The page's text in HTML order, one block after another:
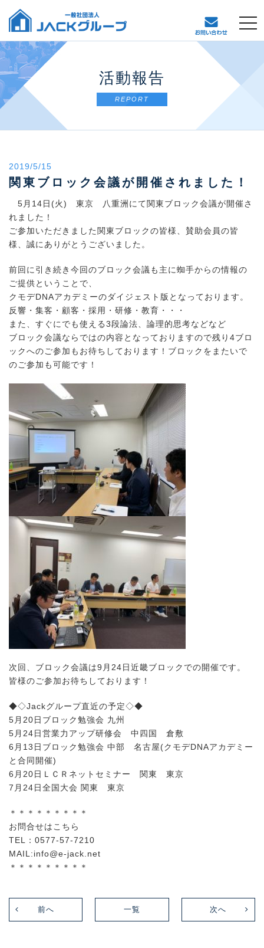
t
i
n
活動報告
REPORT
2019/5/15
関東ブロック会議が開催されました！
5月14日(火) 東京 八重洲にて関東ブロック会議が開催さ
れました！
ご参加いただきました関東ブロックの皆様、賛助会員の皆
様、誠にありがとうございました。
前回に引き続き今回のブロック会議も主に蜘手からの情報の
ご提供ということで、
クモデDNAアカデミーのダイジェスト版となっております。
反響・集客・顧客・採用・研修・教育・・・
また、すぐにでも使える3段論法、論理的思考などなど
ブロック会議ならではの内容となっておりますので残り4ブロ
ックへのご参加もお待ちしております！ブロックをまたいで
のご参加も可能です！
次回、ブロック会議は9月24日近畿ブロックでの開催です。
皆様のご参加お待ちしております！
◆◇Jackグループ直近の予定◇◆
5月20日ブロック勉強会 九州
5月24日営業力アップ研修会 中四国 倉敷
6月13日ブロック勉強会 中部 名古屋(クモデDNAアカデミー
と合同開催)
6月20日ＬＣＲネットセミナー 関東 東京
7月24日全国大会 関東 東京
＊＊＊＊＊＊＊＊＊
お問合せはこちら
TEL：0577-57-7210
MAIL:info@e-jack.net
＊＊＊＊＊＊＊＊＊
前へ 次へ
一覧